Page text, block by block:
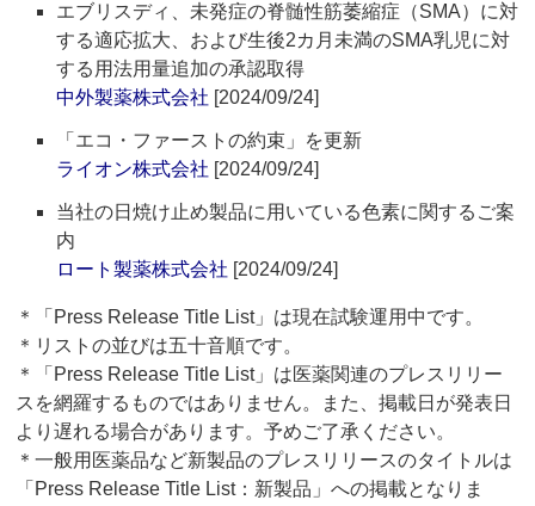
エブリスディ、未発症の脊髄性筋萎縮症（SMA）に対
する適応拡大、および生後2カ月未満のSMA乳児に対
する用法用量追加の承認取得
中外製薬株式会社 [2024/09/24]
「エコ・ファーストの約束」を更新
ライオン株式会社 [2024/09/24]
当社の日焼け止め製品に用いている色素に関するご案
内
ロート製薬株式会社 [2024/09/24]
＊「Press Release Title List」は現在試験運用中です。
＊リストの並びは五十音順です。
＊「Press Release Title List」は医薬関連のプレスリリー
スを網羅するものではありません。また、掲載日が発表日
より遅れる場合があります。予めご了承ください。
＊一般用医薬品など新製品のプレスリリースのタイトルは
「Press Release Title List：新製品」への掲載となりま